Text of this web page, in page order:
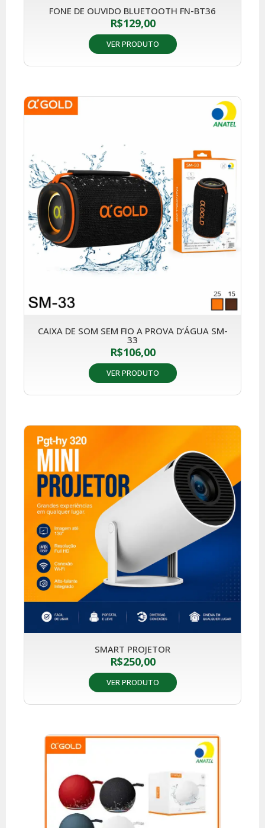
FONE DE OUVIDO BLUETOOTH FN-BT36
R$129,00
VER PRODUTO
CAIXA DE SOM SEM FIO A PROVA D’ÁGUA SM-
33
R$106,00
VER PRODUTO
SMART PROJETOR
R$250,00
VER PRODUTO